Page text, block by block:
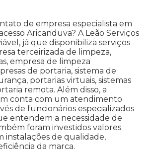
de empresa especialista em
Aricanduva? A Leão Serviços
já que disponibiliza serviços
terceirizada de limpeza,
empresa de limpeza
de portaria, sistema de
portarias virtuais, sistemas
remota. Além disso, a
conta com um atendimento
de funcionários especializados
entendem a necessidade de
foram investidos valores
instalações de qualidade,
da marca.